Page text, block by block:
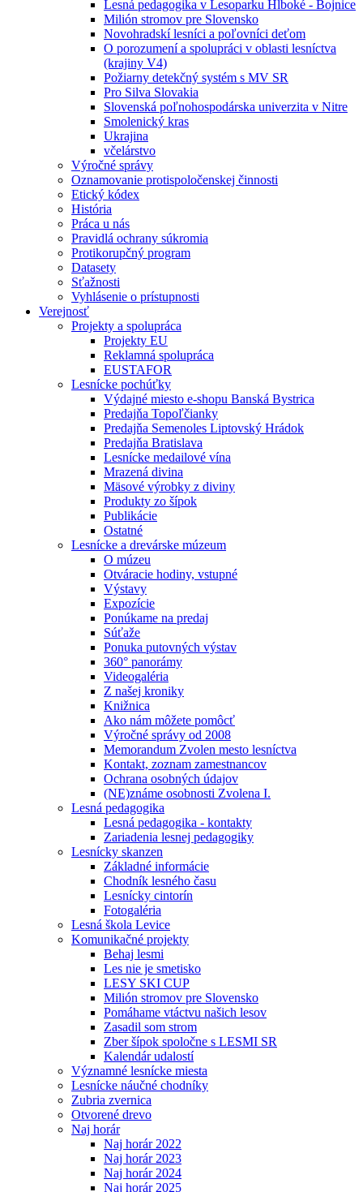
Lesná pedagogika v Lesoparku Hlboké - Bojnice
Milión stromov pre Slovensko
Novohradskí lesníci a poľovníci deťom
O porozumení a spolupráci v oblasti lesníctva
(krajiny V4)
Požiarny detekčný systém s MV SR
Pro Silva Slovakia
Slovenská poľnohospodárska univerzita v Nitre
Smolenický kras
Ukrajina
včelárstvo
Výročné správy
Oznamovanie protispoločenskej činnosti
Etický kódex
História
Práca u nás
Pravidlá ochrany súkromia
Protikorupčný program
Datasety
Sťažnosti
Vyhlásenie o prístupnosti
Verejnosť
Projekty a spolupráca
Projekty EU
Reklamná spolupráca
EUSTAFOR
Lesnícke pochúťky
Výdajné miesto e-shopu Banská Bystrica
Predajňa Topoľčianky
Predajňa Semenoles Liptovský Hrádok
Predajňa Bratislava
Lesnícke medailové vína
Mrazená divina
Mäsové výrobky z diviny
Produkty zo šípok
Publikácie
Ostatné
Lesnícke a drevárske múzeum
O múzeu
Otváracie hodiny, vstupné
Výstavy
Expozície
Ponúkame na predaj
Súťaže
Ponuka putovných výstav
360° panorámy
Videogaléria
Z našej kroniky
Knižnica
Ako nám môžete pomôcť
Výročné správy od 2008
Memorandum Zvolen mesto lesníctva
Kontakt, zoznam zamestnancov
Ochrana osobných údajov
(NE)známe osobnosti Zvolena I.
Lesná pedagogika
Lesná pedagogika - kontakty
Zariadenia lesnej pedagogiky
Lesnícky skanzen
Základné informácie
Chodník lesného času
Lesnícky cintorín
Fotogaléria
Lesná škola Levice
Komunikačné projekty
Behaj lesmi
Les nie je smetisko
LESY SKI CUP
Milión stromov pre Slovensko
Pomáhame vtáctvu našich lesov
Zasadil som strom
Zber šípok spoločne s LESMI SR
Kalendár udalostí
Významné lesnícke miesta
Lesnícke náučné chodníky
Zubria zvernica
Otvorené drevo
Naj horár
Naj horár 2022
Naj horár 2023
Naj horár 2024
Naj horár 2025